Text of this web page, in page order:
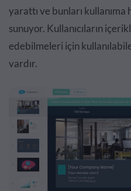
yarattı ve bunları
sunuyor. Kullanıcıların
edebilmeleri için
vardır.